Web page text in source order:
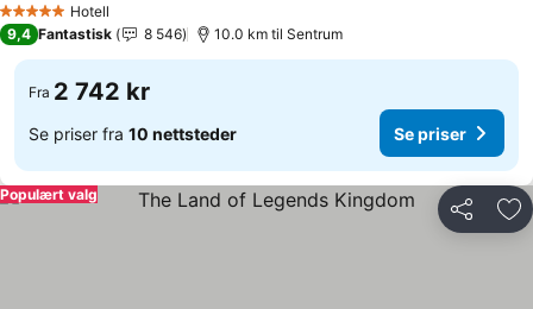
5 Stjerner Hotell
9,4 Fantastisk 8 546 10.0 km til Sentrum
Fra 2 742 kr
Se priser fra 10 nettsteder Se priser
Del
Populært valg